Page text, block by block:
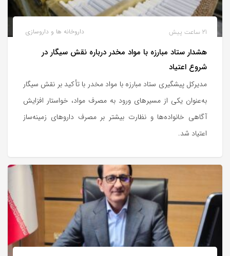
داروخانه ها و داروسازی 21 ساعت پیش
هشدار ستاد مبارزه با مواد مخدر درباره نقش سیگار در
شروع اعتیاد
مدیرکل پیشگیری ستاد مبارزه با مواد مخدر با تأکید بر نقش سیگار
به‌عنوان یکی از مسیرهای ورود به مصرف مواد، خواستار افزایش
آگاهی خانواده‌ها و نظارت بیشتر بر مصرف داروهای زمینه‌ساز
اعتیاد شد.